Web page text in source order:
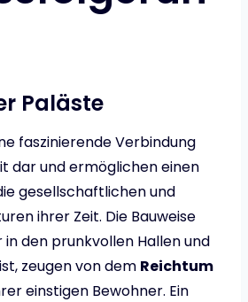
Paläste
faszinierende Verbindung
dar und ermöglichen einen
gesellschaftlichen und
ihrer Zeit. Die Bauweise
in den prunkvollen Hallen und
zeugen von dem Reichtum
einstigen Bewohner. Ein